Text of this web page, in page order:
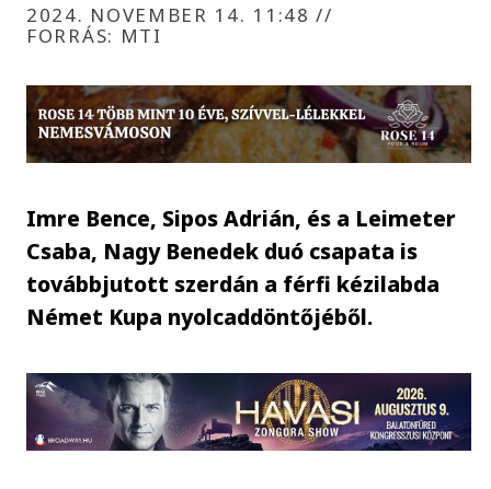
2024. NOVEMBER 14. 11:48//
FORRÁS: MTI
Imre Bence, Sipos Adrián, és a Leimeter
Csaba, Nagy Benedek duó csapata is
továbbjutott szerdán a férfi kézilabda
Német Kupa nyolcaddöntőjéből.